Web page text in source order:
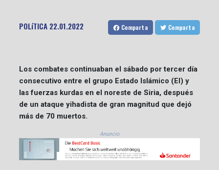
POLíTICA 22.01.2022 Comparta Comparta
Los combates continuaban el sábado por tercer día
consecutivo entre el grupo Estado Islámico (EI) y
las fuerzas kurdas en el noreste de Siria, después
de un ataque yihadista de gran magnitud que dejó
más de 70 muertos.
Anuncio